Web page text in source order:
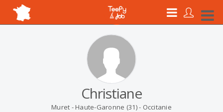
Christiane
Muret - Haute-Garonne (31) - Occitanie